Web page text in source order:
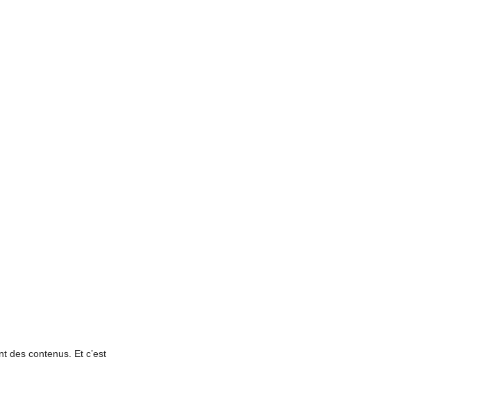
des contenus. Et c’est